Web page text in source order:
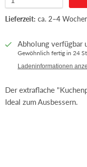
Lieferzeit: ca. 2–4
Abholung verfügbar
Gewöhnlich fertig in 24
Ladeninformationen
Der extraflache
Ideal zum Ausbessern.